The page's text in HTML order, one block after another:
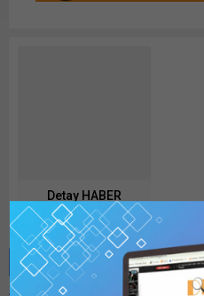
Detay HABER
Benzer Konular